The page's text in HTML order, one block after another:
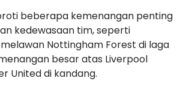
beberapa kemenangan penting
kedewasaan tim, seperti
Nottingham Forest di laga
besar atas Liverpool
United di kandang.